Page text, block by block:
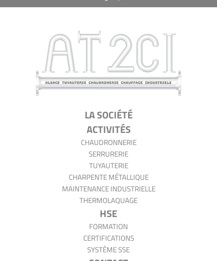
LA SOCIÉTÉ
ACTIVITÉS
CHAUDRONNERIE
SERRURERIE
TUYAUTERIE
CHARPENTE MÉTALLIQUE
MAINTENANCE INDUSTRIELLE
THERMOLAQUAGE
HSE
FORMATION
CERTIFICATIONS
SYSTÈME SSE